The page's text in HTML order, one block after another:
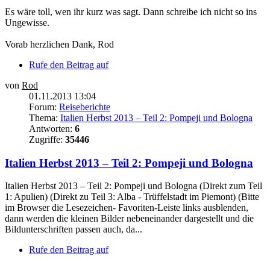
Es wäre toll, wen ihr kurz was sagt. Dann schreibe ich nicht so ins
Ungewisse.
Vorab herzlichen Dank, Rod
Rufe den Beitrag auf
von Rod
01.11.2013 13:04
Forum: Reiseberichte
Thema: Italien Herbst 2013 – Teil 2: Pompeji und Bologna
Antworten: 6
Zugriffe: 35446
Italien Herbst 2013 – Teil 2: Pompeji und Bologna
Italien Herbst 2013 – Teil 2: Pompeji und Bologna (Direkt zum Teil
1: Apulien) (Direkt zu Teil 3: Alba - Trüffelstadt im Piemont) (Bitte
im Browser die Lesezeichen- Favoriten-Leiste links ausblenden,
dann werden die kleinen Bilder nebeneinander dargestellt und die
Bildunterschriften passen auch, da...
Rufe den Beitrag auf